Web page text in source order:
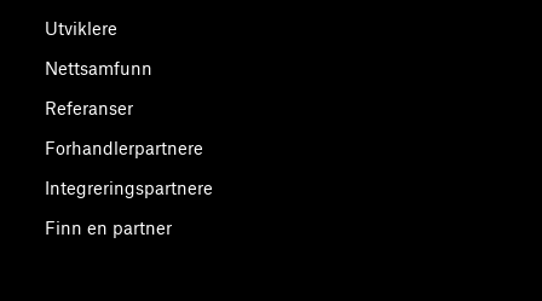
Utviklere
Nettsamfunn
Referanser
Forhandlerpartnere
Integreringspartnere
Finn en partner